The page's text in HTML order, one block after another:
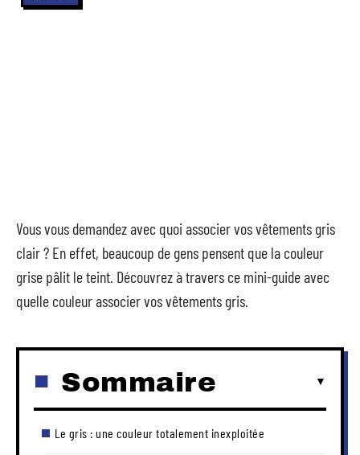
Vous vous demandez avec quoi associer vos vêtements gris
clair ? En effet, beaucoup de gens pensent que la couleur
grise pâlit le teint. Découvrez à travers ce mini-guide avec
quelle couleur associer vos vêtements gris.
Sommaire
Le gris : une couleur totalement inexploitée